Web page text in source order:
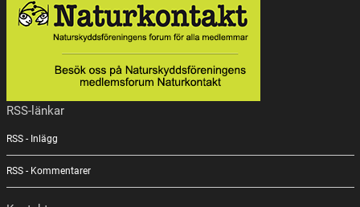
RSS-länkar
RSS - Inlägg
RSS - Kommentarer